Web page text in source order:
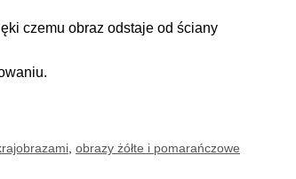
czemu obraz odstaje od ściany
obrazy żółte i pomarańczowe